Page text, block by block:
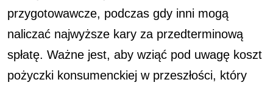
przygotowawcze, podczas gdy inni mogą
naliczać najwyższe kary za przedterminową
spłatę. Ważne jest, aby wziąć pod uwagę koszt
pożyczki konsumenckiej w przeszłości, który